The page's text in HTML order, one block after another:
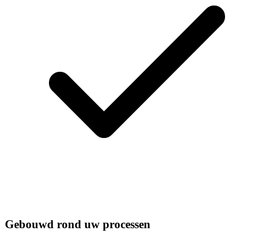
Gebouwd rond uw processen